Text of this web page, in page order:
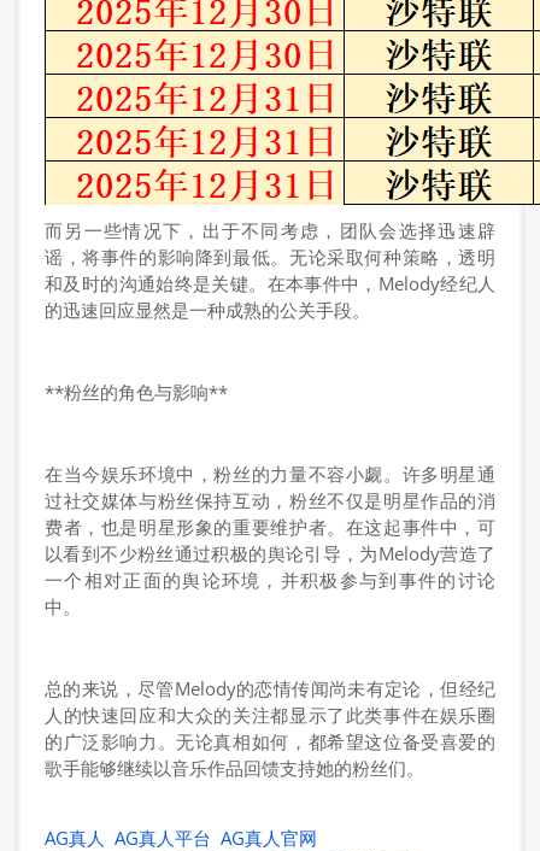
而另一些情况下，出于不同考虑，团队会选择迅速辟
谣，将事件的影响降到最低。无论采取何种策略，透明
和及时的沟通始终是关键。在本事件中，Melody经纪人
的迅速回应显然是一种成熟的公关手段。
**粉丝的角色与影响**
在当今娱乐环境中，粉丝的力量不容小觑。许多明星通
过社交媒体与粉丝保持互动，粉丝不仅是明星作品的消
费者，也是明星形象的重要维护者。在这起事件中，可
以看到不少粉丝通过积极的舆论引导，为Melody营造了
一个相对正面的舆论环境，并积极参与到事件的讨论
中。
总的来说，尽管Melody的恋情传闻尚未有定论，但经纪
人的快速回应和大众的关注都显示了此类事件在娱乐圈
的广泛影响力。无论真相如何，都希望这位备受喜爱的
歌手能够继续以音乐作品回馈支持她的粉丝们。
AG真人 AG真人平台 AG真人官网